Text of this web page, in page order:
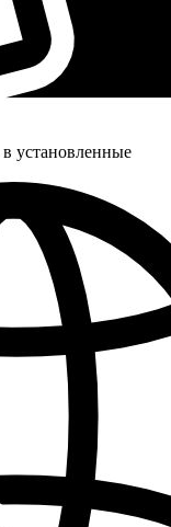
установленные